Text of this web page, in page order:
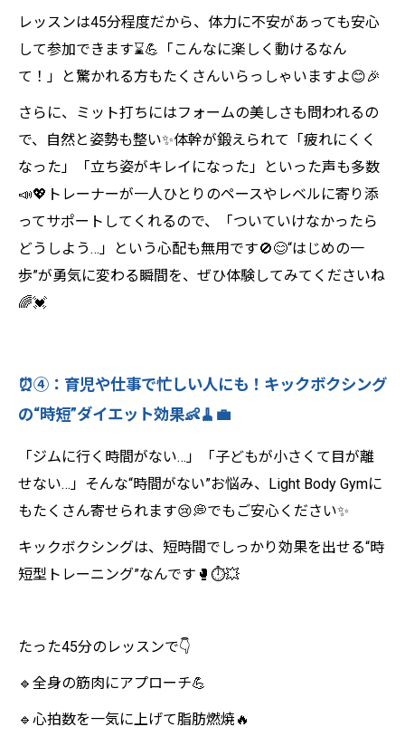
レッスンは45分程度だから、体力に不安があっても安心
して参加できます⌛💪「こんなに楽しく動けるなん
て！」と驚かれる方もたくさんいらっしゃいますよ😊🎉
さらに、ミット打ちにはフォームの美しさも問われるの
で、自然と姿勢も整い✨体幹が鍛えられて「疲れにくく
なった」「立ち姿がキレイになった」といった声も多数
📣💖トレーナーが一人ひとりのペースやレベルに寄り添
ってサポートしてくれるので、「ついていけなかったら
どうしよう…」という心配も無用です🚫😊“はじめの一
歩”が勇気に変わる瞬間を、ぜひ体験してみてくださいね
🌈💓
⏰④：育児や仕事で忙しい人にも！キックボクシング
の“時短”ダイエット効果👶🧹💼
「ジムに行く時間がない…」「子どもが小さくて目が離
せない…」そんな“時間がない”お悩み、Light Body Gymに
もたくさん寄せられます😢💭でもご安心ください✨
キックボクシングは、短時間でしっかり効果を出せる“時
短型トレーニング”なんです🥊⏱️💥
たった45分のレッスンで👇
🔹全身の筋肉にアプローチ💪
🔹心拍数を一気に上げて脂肪燃焼🔥